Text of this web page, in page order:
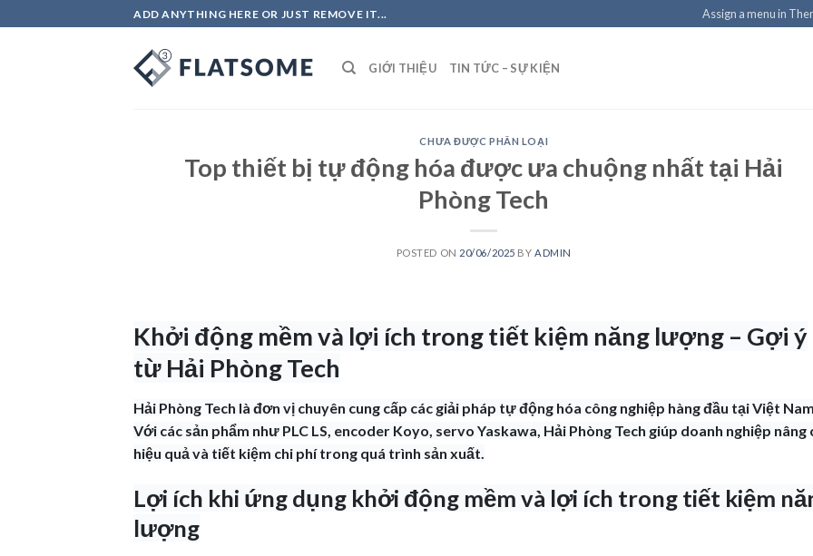
to
ADD ANYTHING HERE OR JUST REMOVE IT... Assign a menu in
GIỚI THIỆU TIN TỨC – SỰ KIỆN
CHƯA ĐƯỢC PHÂN LOẠI
Top thiết bị tự động hóa được ưa chuộng nhất tại Hải
Phòng Tech
POSTED ON 20/06/2025 BY ADMIN
Khởi động mềm và lợi ích trong tiết kiệm năng lượng – Gợi ý
từ Hải Phòng Tech
Hải Phòng Tech là đơn vị chuyên cung cấp các giải pháp tự động hóa công nghiệp hàng đầu tại Việt
Với các sản phẩm như PLC LS, encoder Koyo, servo Yaskawa, Hải Phòng Tech giúp doanh nghiệp nâng
hiệu quả và tiết kiệm chi phí trong quá trình sản xuất.
Lợi ích khi ứng dụng khởi động mềm và lợi ích trong tiết kiệm
lượng